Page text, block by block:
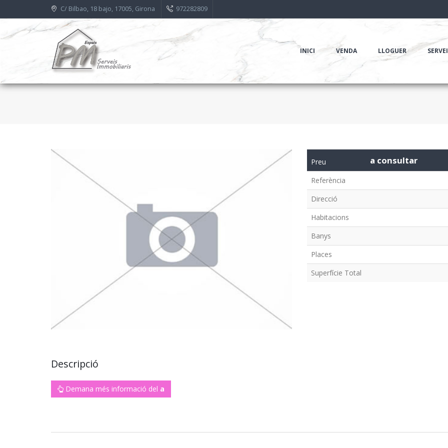
C/ Bilbao, 18 bajo, 17005, Girona 972282809
INICI VENDA LLOGUER
Preu a consultar
Referència
Direcció
Habitacions
Banys
Places
Superfície Total
Descripció
Demana més informació del a